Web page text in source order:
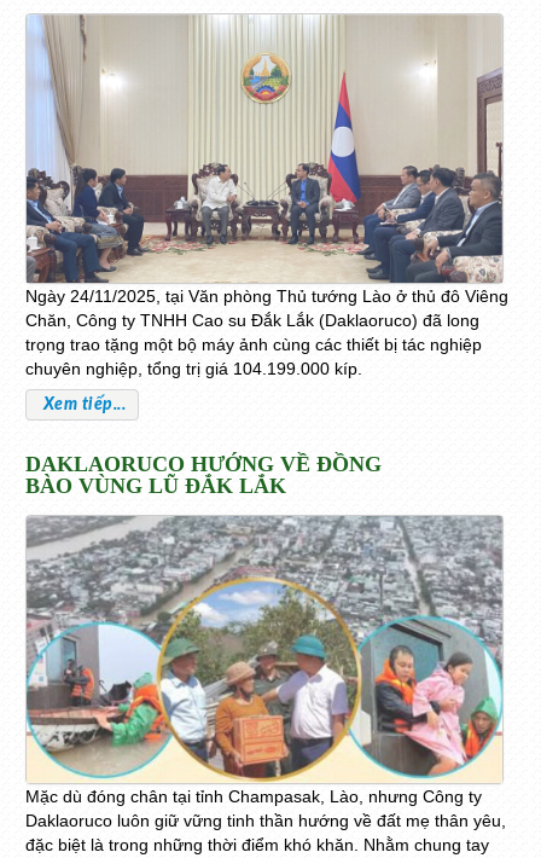
Ngày 24/11/2025, tại Văn phòng Thủ tướng Lào ở thủ đô Viêng
Chăn, Công ty TNHH Cao su Đắk Lắk (Daklaoruco) đã long
trọng trao tặng một bộ máy ảnh cùng các thiết bị tác nghiệp
chuyên nghiệp, tổng trị giá 104.199.000 kíp.
Xem tiếp...
DAKLAORUCO HƯỚNG VỀ ĐỒNG
BÀO VÙNG LŨ ĐẮK LẮK
Mặc dù đóng chân tại tỉnh Champasak, Lào, nhưng Công ty
Daklaoruco luôn giữ vững tinh thần hướng về đất mẹ thân yêu,
đặc biệt là trong những thời điểm khó khăn. Nhằm chung tay